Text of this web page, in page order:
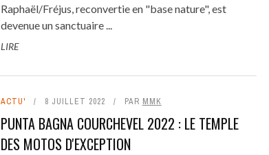
Raphaël/Fréjus, reconvertie en "base nature", est
devenue un sanctuaire ...
LIRE
ACTU' 8 JUILLET 2022 PAR MMK
PUNTA BAGNA COURCHEVEL 2022 : LE TEMPLE
DES MOTOS D'EXCEPTION